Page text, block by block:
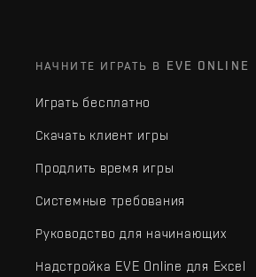
НАЧНИТЕ ИГРАТЬ В EVE ONLINE
Играть бесплатно
Скачать клиент игры
Продлить время игры
Системные требования
Руководство для начинающих
Надстройка EVE Online для Excel